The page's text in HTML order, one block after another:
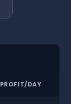
PROFIT/DAY